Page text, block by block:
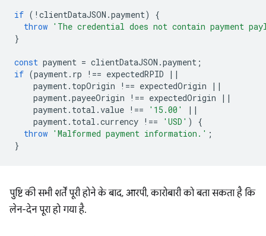
if ( ! clientDataJSON .payment)
{
throw 'The credential does not contain payment
}
const payment = clientDataJSON .payment ;
if (payment. rp !== expectedRPID
||
payment. topOrigin !== expectedOrigin
||
payment.payeeOrigin !== expectedOrigin
||
payment. total .value !== '15.00'
||
payment. total .currency !== 'USD' )
{
throw 'Malformed payment information.' ;
}
पुष्टि की सभी शर्तें पूरी होने के बाद, आरपी, कारोबारी को बता सकता है कि
लेन-देन पूरा हो गया है.